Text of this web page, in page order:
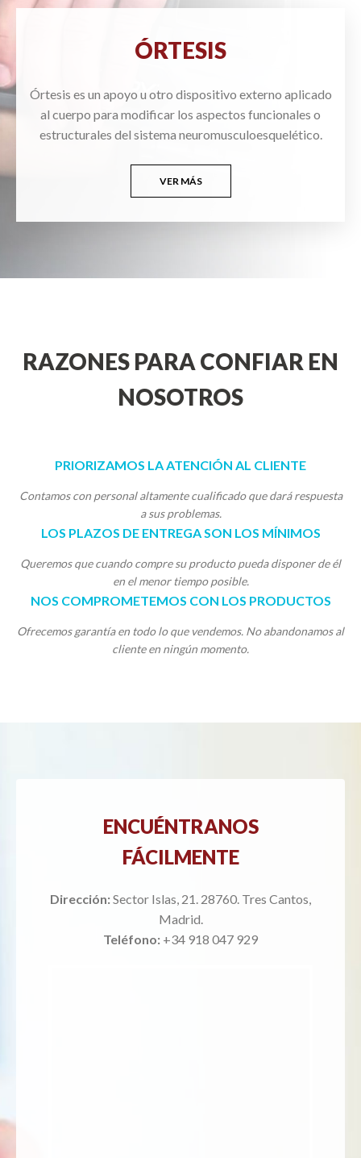
ÓRTESIS
Órtesis es un apoyo u otro dispositivo externo aplicado
al cuerpo para modificar los aspectos funcionales o
estructurales del sistema neuromusculoesquelético.
VER MÁS
RAZONES PARA CONFIAR EN
NOSOTROS
PRIORIZAMOS LA ATENCIÓN AL CLIENTE
Contamos con personal altamente cualificado que dará respuesta
a sus problemas.
LOS PLAZOS DE ENTREGA SON LOS MÍNIMOS
Queremos que cuando compre su producto pueda disponer de él
en el menor tiempo posible.
NOS COMPROMETEMOS CON LOS PRODUCTOS
Ofrecemos garantía en todo lo que vendemos. No abandonamos al
cliente en ningún momento.
ENCUÉNTRANOS
FÁCILMENTE
Dirección:Sector Islas, 21. 28760. Tres Cantos,
Madrid.
Teléfono: +34 918 047 929